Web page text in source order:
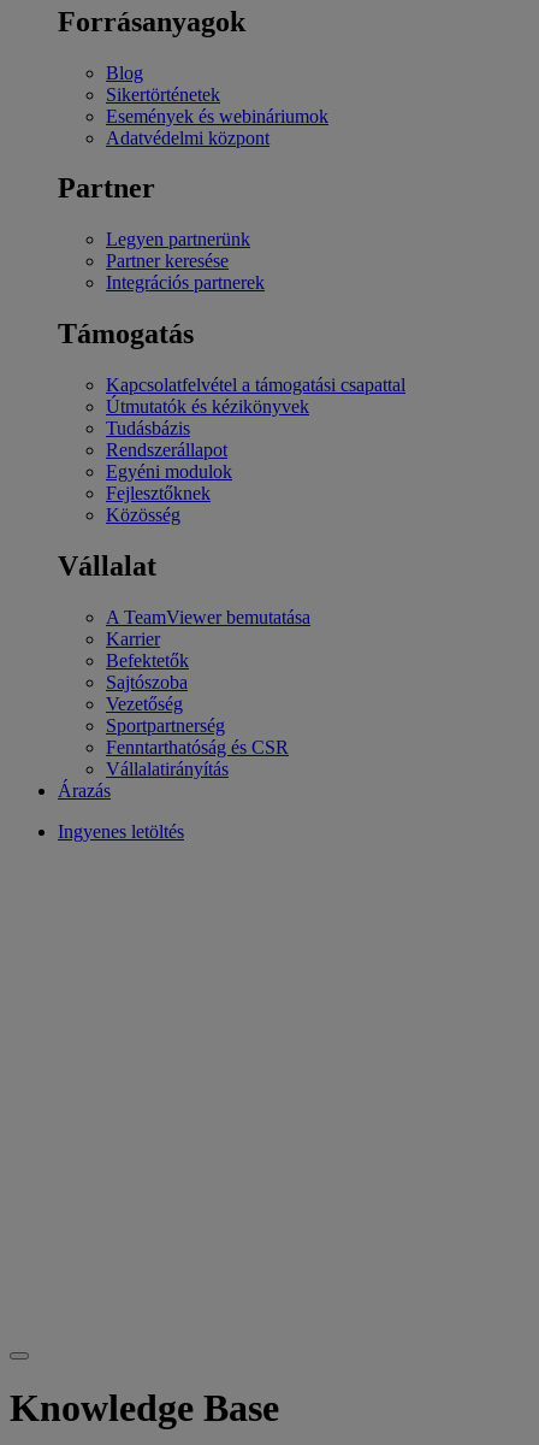
Forrásanyagok
Blog
Sikertörténetek
Események és webináriumok
Adatvédelmi központ
Partner
Legyen partnerünk
Partner keresése
Integrációs partnerek
Támogatás
Kapcsolatfelvétel a támogatási csapattal
Útmutatók és kézikönyvek
Tudásbázis
Rendszerállapot
Egyéni modulok
Fejlesztőknek
Közösség
Vállalat
A TeamViewer bemutatása
Karrier
Befektetők
Sajtószoba
Vezetőség
Sportpartnerség
Fenntarthatóság és CSR
Vállalatirányítás
Árazás
Ingyenes letöltés
Knowledge Base